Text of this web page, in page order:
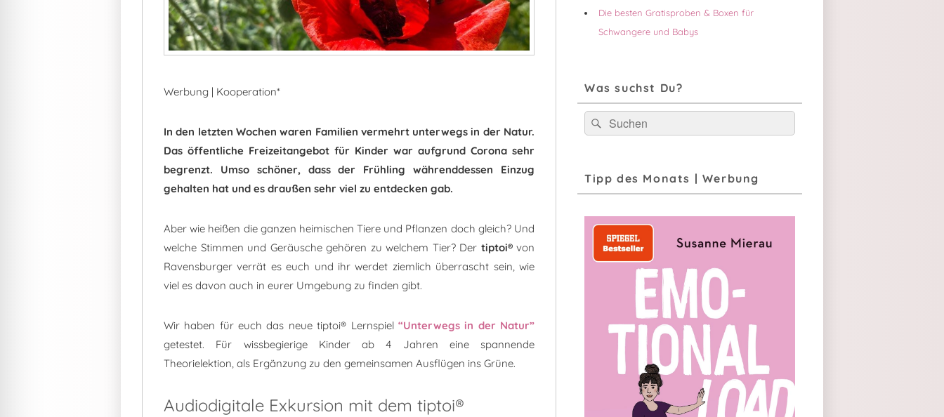
Werbung | Kooperation*
In den letzten Wochen waren Familien vermehrt unterwegs in der Natur.
Das öffentliche Freizeitangebot für Kinder war aufgrund Corona sehr
begrenzt. Umso schöner, dass der Frühling währenddessen Einzug
gehalten hat und es draußen sehr viel zu entdecken gab.
Aber wie heißen die ganzen heimischen Tiere und Pflanzen doch gleich? Und
welche Stimmen und Geräusche gehören zu welchem Tier? Der tiptoi®von
Ravensburger verrät es euch und ihr werdet ziemlich überrascht sein, wie
viel es davon auch in eurer Umgebung zu finden gibt.
Wir haben für euch das neue tiptoi® Lernspiel “Unterwegs in der Natur”
getestet. Für wissbegierige Kinder ab 4 Jahren eine spannende
Theorielektion, als Ergänzung zu den gemeinsamen Ausflügen ins Grüne.
Audiodigitale Exkursion mit dem tiptoi®
Die besten Gratisproben & Boxen für
Schwangere und Babys
Was suchst Du?
Suchen
nach:
Suchen
Tipp des Monats | Werbung